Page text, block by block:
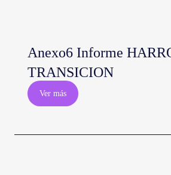
Anexo6 Informe
TRANSICION
Ver más